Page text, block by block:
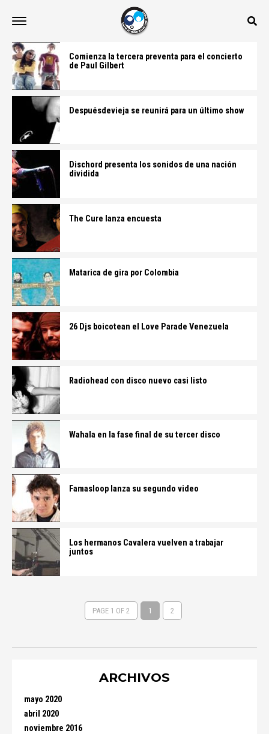
Comienza la tercera preventa para el concierto
de Paul Gilbert
Despuésdevieja se reunirá para un último show
Dischord presenta los sonidos de una nación
dividida
The Cure lanza encuesta
Matarica de gira por Colombia
26 Djs boicotean el Love Parade Venezuela
Radiohead con disco nuevo casi listo
Wahala en la fase final de su tercer disco
Famasloop lanza su segundo video
Los hermanos Cavalera vuelven a trabajar
juntos
PAGE 1 OF 2 1 2
ARCHIVOS
mayo 2020
abril 2020
noviembre 2016